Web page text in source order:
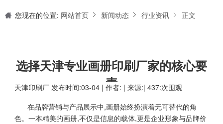
联系我们
您现在的位置: 网站首页 新闻动态 行业资讯 正文
选择天津专业画册印刷厂家的核心要
素
天津印刷厂 发布时间:03-04 | 作者: | 来源:| 437:次围观
在品牌营销与产品展示中,画册始终扮演着无可替代的角
色。一本精美的画册,不仅是信息的载体,更是企业形象与品牌价